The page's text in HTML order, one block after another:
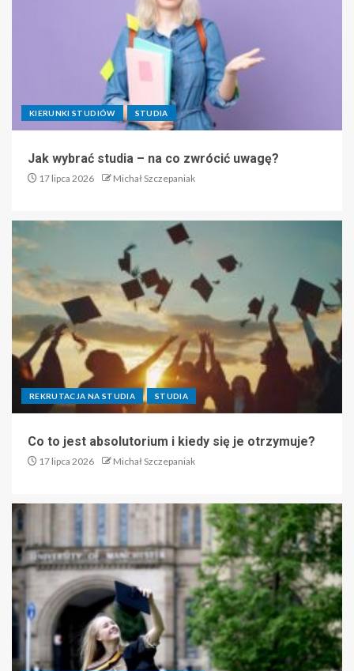
KIERUNKI STUDIÓW STUDIA
Jak wybrać studia – na co zwrócić uwagę?
17 lipca 2026 Michał Szczepaniak
REKRUTACJA NA STUDIA STUDIA
Co to jest absolutorium i kiedy się je otrzymuje?
17 lipca 2026 Michał Szczepaniak